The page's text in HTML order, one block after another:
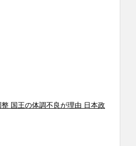
国王の体調不良が理由 日本政